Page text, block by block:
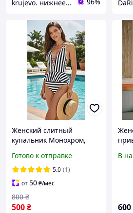
krujevo. нижнее белье
Женский слитный
купальник Монохром,
полосочку на завязках
Готово к отправке
5.0 (1)
от50₴/мес
500₴
800 ₴
В
600